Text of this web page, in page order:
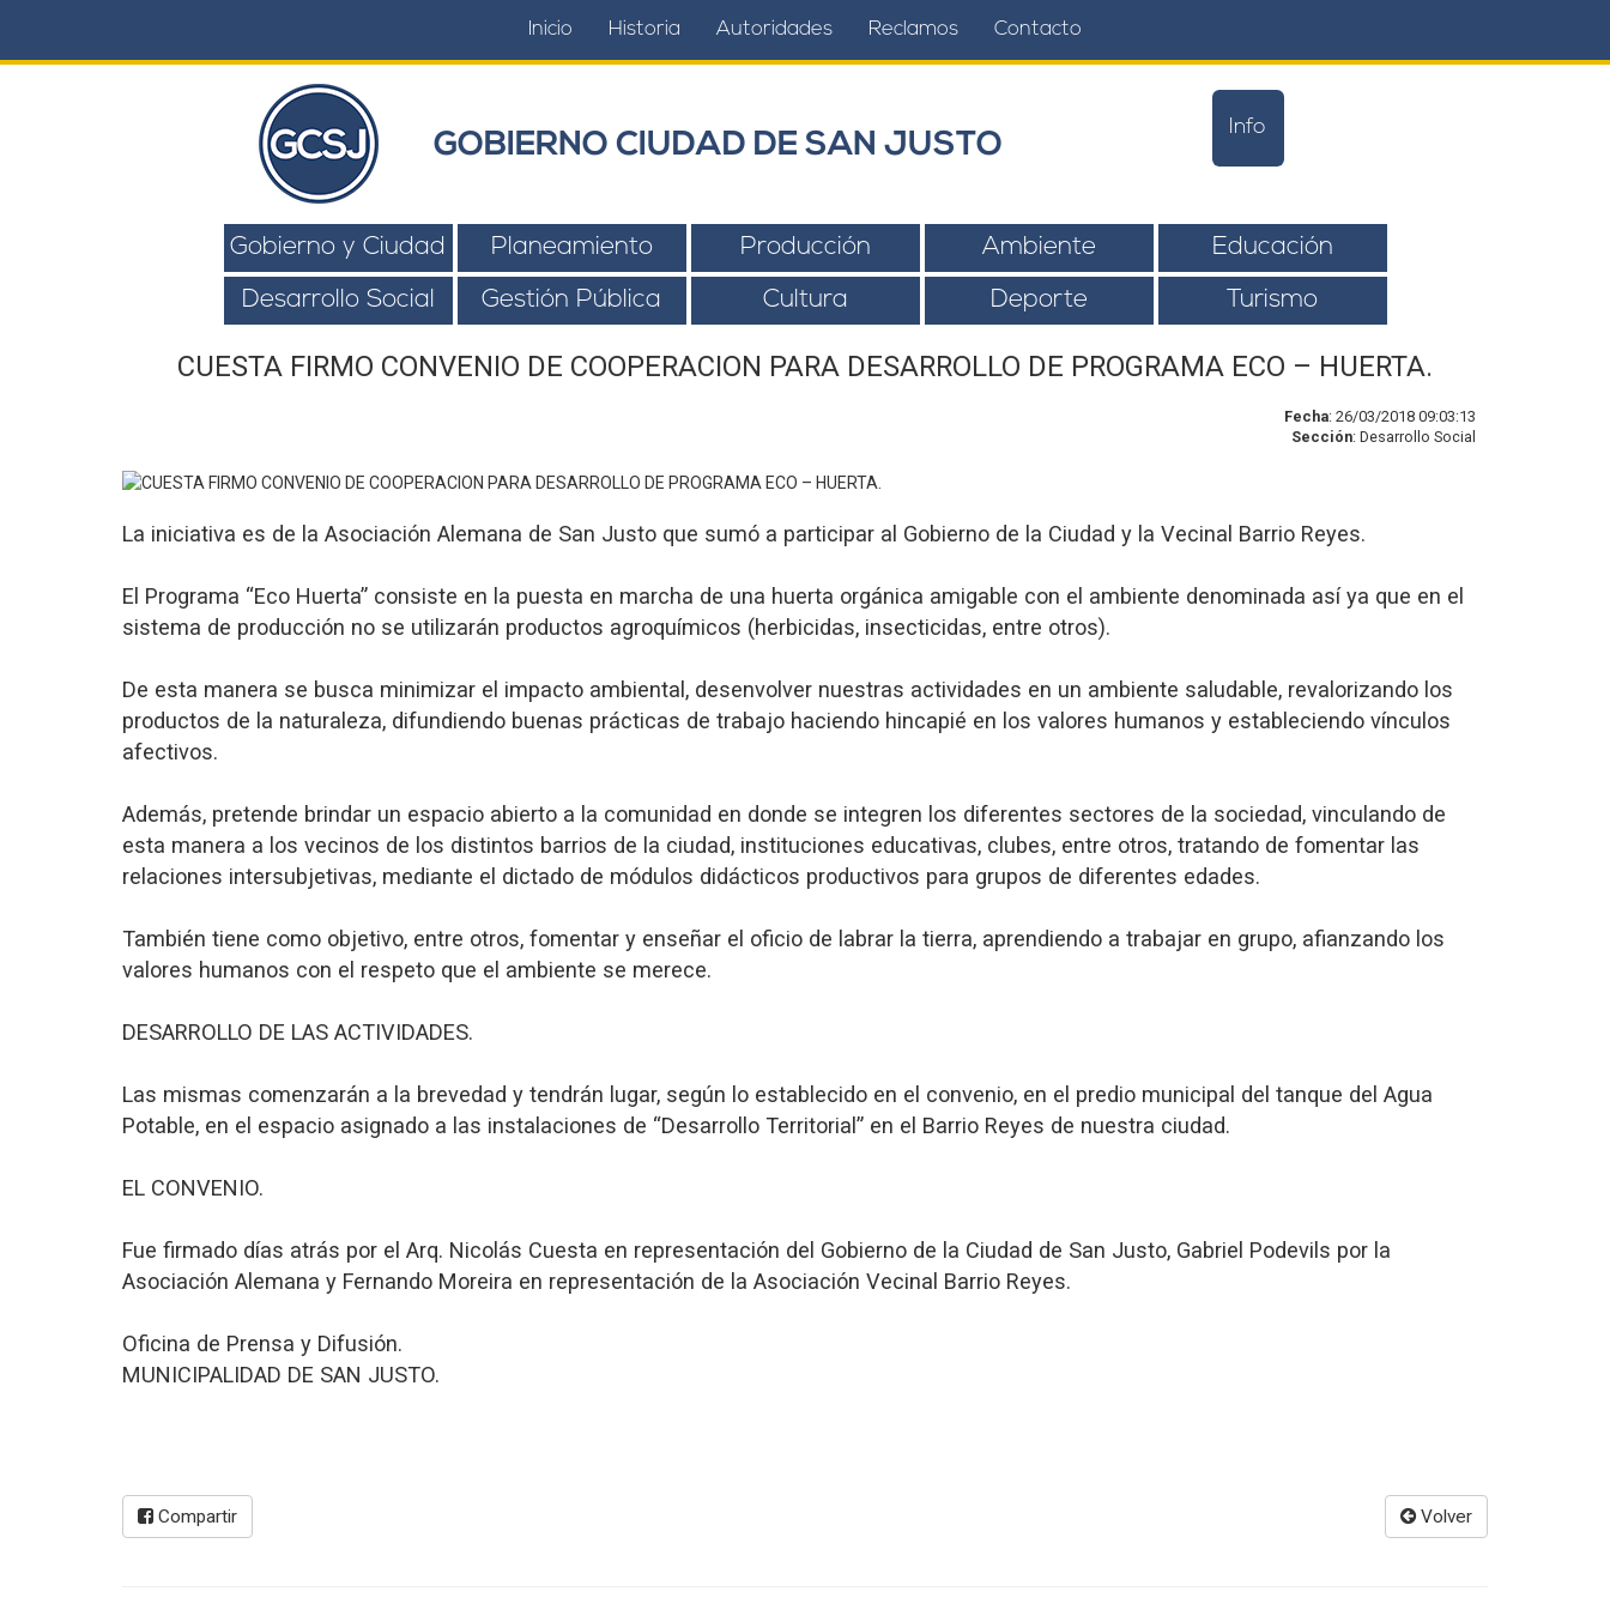
Inicio Historia Autoridades Reclamos Contacto
GOBIERNO CIUDAD DE SAN JUSTO
Info
Gobierno y Ciudad Planeamiento Producción Ambiente Educación
Desarrollo Social Gestión Pública Cultura Deporte Turismo
CUESTA FIRMO CONVENIO DE COOPERACION PARA DESARROLLO DE PROGRAMA ECO – HUERTA.
Fecha: 26/03/2018 09:03:13
Sección: Desarrollo Social
La iniciativa es de la Asociación Alemana de San Justo que sumó a participar al Gobierno de la Ciudad y la Vecinal Barrio Reyes.
El Programa “Eco Huerta” consiste en la puesta en marcha de una huerta orgánica amigable con el ambiente denominada así ya que en el
sistema de producción no se utilizarán productos agroquímicos (herbicidas, insecticidas, entre otros).
De esta manera se busca minimizar el impacto ambiental, desenvolver nuestras actividades en un ambiente saludable, revalorizando los
productos de la naturaleza, difundiendo buenas prácticas de trabajo haciendo hincapié en los valores humanos y estableciendo vínculos
afectivos.
Además, pretende brindar un espacio abierto a la comunidad en donde se integren los diferentes sectores de la sociedad, vinculando de
esta manera a los vecinos de los distintos barrios de la ciudad, instituciones educativas, clubes, entre otros, tratando de fomentar las
relaciones intersubjetivas, mediante el dictado de módulos didácticos productivos para grupos de diferentes edades.
También tiene como objetivo, entre otros, fomentar y enseñar el oficio de labrar la tierra, aprendiendo a trabajar en grupo, afianzando los
valores humanos con el respeto que el ambiente se merece.
DESARROLLO DE LAS ACTIVIDADES.
Las mismas comenzarán a la brevedad y tendrán lugar, según lo establecido en el convenio, en el predio municipal del tanque del Agua
Potable, en el espacio asignado a las instalaciones de “Desarrollo Territorial” en el Barrio Reyes de nuestra ciudad.
EL CONVENIO.
Fue firmado días atrás por el Arq. Nicolás Cuesta en representación del Gobierno de la Ciudad de San Justo, Gabriel Podevils por la
Asociación Alemana y Fernando Moreira en representación de la Asociación Vecinal Barrio Reyes.
Oficina de Prensa y Difusión.
MUNICIPALIDAD DE SAN JUSTO.
Compartir Volver